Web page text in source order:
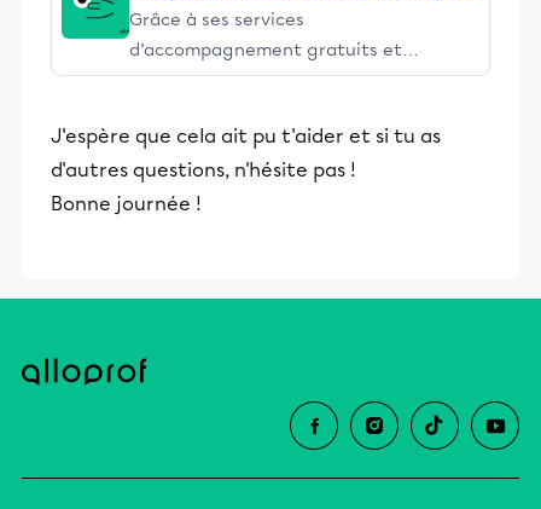
Grâce à ses services
d’accompagnement gratuits et
stimulants, Alloprof engage les élèves
éducative.
J'espère que cela ait pu t'aider et si tu as
d'autres questions, n'hésite pas !
Bonne journée !